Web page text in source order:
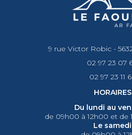
9 rue Victor Robic -
02 97 23 07
02 97 23 11
HORAIRES
Du lundi au
de 09h00 à 12h00 et de
Le samedi